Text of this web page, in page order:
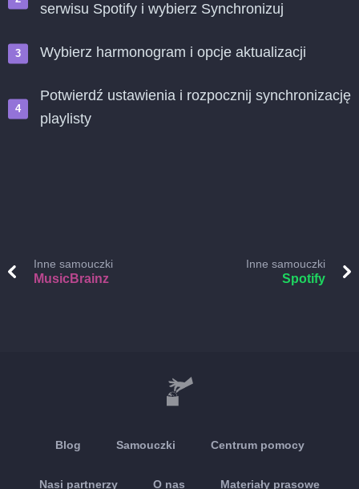
serwisu Spotify i wybierz Synchronizuj
Wybierz harmonogram i opcje aktualizacji
Potwierdź ustawienia i rozpocznij synchronizację
playlisty
Inne samouczki
MusicBrainz
Inne samouczki
Spotify
Blog Samouczki Centrum pomocy
Nasi partnerzy O nas Materiały prasowe